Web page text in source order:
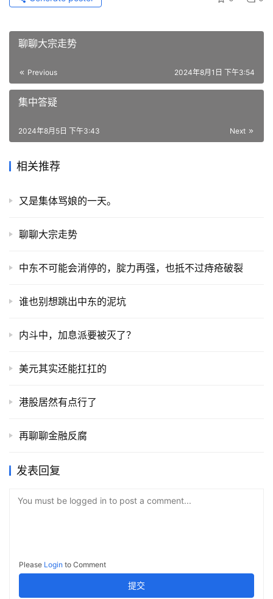
聊聊大宗走势
Previous 2024年8月1日 下午3:54
集中答疑
Next
2024年8月5日 下午3:43
相关推荐
又是集体骂娘的一天。
聊聊大宗走势
中东不可能会消停的，腚力再强，也抵不过痔疮破裂
谁也别想跳出中东的泥坑
内斗中，加息派要被灭了？
美元其实还能扛扛的
港股居然有点行了
再聊聊金融反腐
发表回复
You must be logged in to post a comment...
Please Login to Comment
提交